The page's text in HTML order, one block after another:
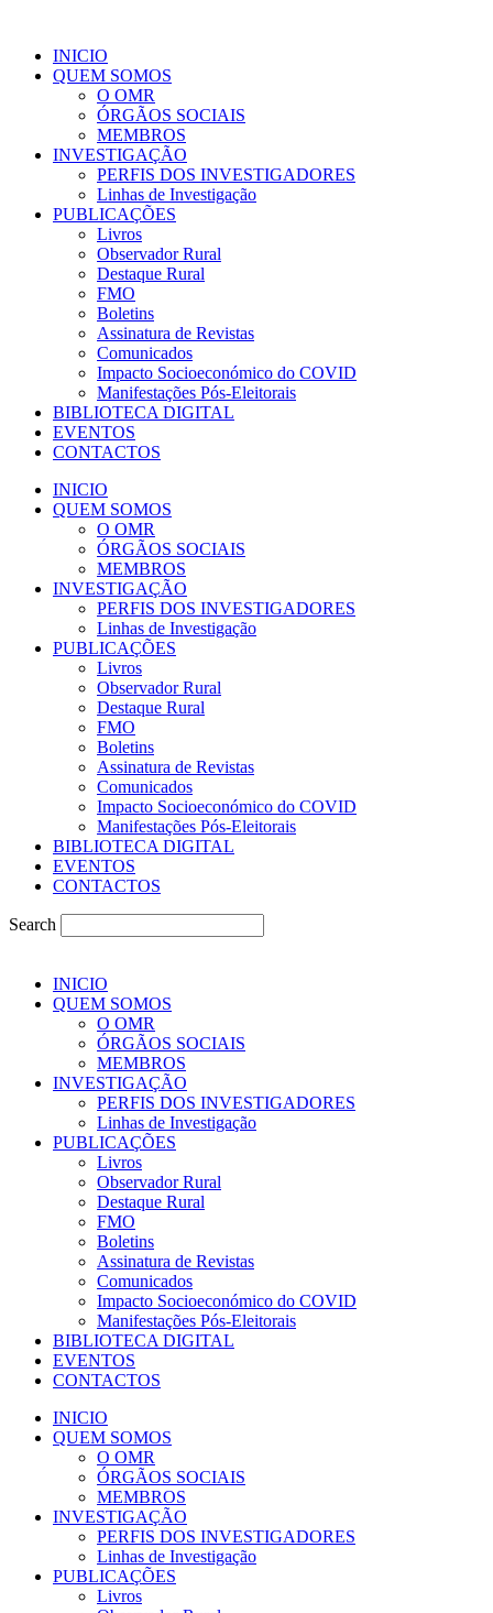
INICIO
QUEM SOMOS
O OMR
ÓRGÃOS SOCIAIS
MEMBROS
INVESTIGAÇÃO
PERFIS DOS INVESTIGADORES
Linhas de Investigação
PUBLICAÇÕES
Livros
Observador Rural
Destaque Rural
FMO
Boletins
Assinatura de Revistas
Comunicados
Impacto Socioeconómico do COVID
Manifestações Pós-Eleitorais
BIBLIOTECA DIGITAL
EVENTOS
CONTACTOS
INICIO
QUEM SOMOS
O OMR
ÓRGÃOS SOCIAIS
MEMBROS
INVESTIGAÇÃO
PERFIS DOS INVESTIGADORES
Linhas de Investigação
PUBLICAÇÕES
Livros
Observador Rural
Destaque Rural
FMO
Boletins
Assinatura de Revistas
Comunicados
Impacto Socioeconómico do COVID
Manifestações Pós-Eleitorais
BIBLIOTECA DIGITAL
EVENTOS
CONTACTOS
Search
INICIO
QUEM SOMOS
O OMR
ÓRGÃOS SOCIAIS
MEMBROS
INVESTIGAÇÃO
PERFIS DOS INVESTIGADORES
Linhas de Investigação
PUBLICAÇÕES
Livros
Observador Rural
Destaque Rural
FMO
Boletins
Assinatura de Revistas
Comunicados
Impacto Socioeconómico do COVID
Manifestações Pós-Eleitorais
BIBLIOTECA DIGITAL
EVENTOS
CONTACTOS
INICIO
QUEM SOMOS
O OMR
ÓRGÃOS SOCIAIS
MEMBROS
INVESTIGAÇÃO
PERFIS DOS INVESTIGADORES
Linhas de Investigação
PUBLICAÇÕES
Livros